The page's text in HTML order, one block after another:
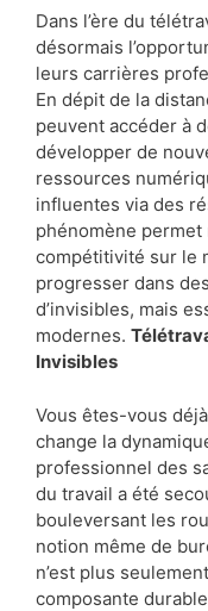
Dans l’ère du
désormais
leurs carrières
En dépit de la
peuvent accéder à
développer de
ressources
influentes via des
phénomène
compétitivité sur le
progresser dans
d’invisibles, mais
modernes.
Invisibles
Vous êtes-vous
change la
professionnel des
du travail a été
bouleversant les
notion même de
n’est plus
composante